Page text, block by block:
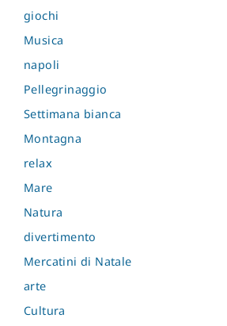
giochi
Musica
napoli
Pellegrinaggio
Settimana bianca
Montagna
relax
Mare
Natura
divertimento
Mercatini di Natale
arte
Cultura